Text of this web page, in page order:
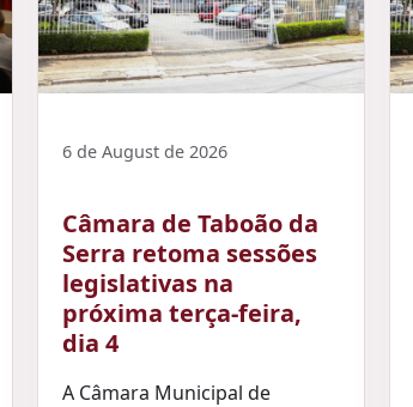
6 de August de 2026
Câmara de Taboão da
Serra retoma sessões
legislativas na
próxima terça-feira,
dia 4
A Câmara Municipal de